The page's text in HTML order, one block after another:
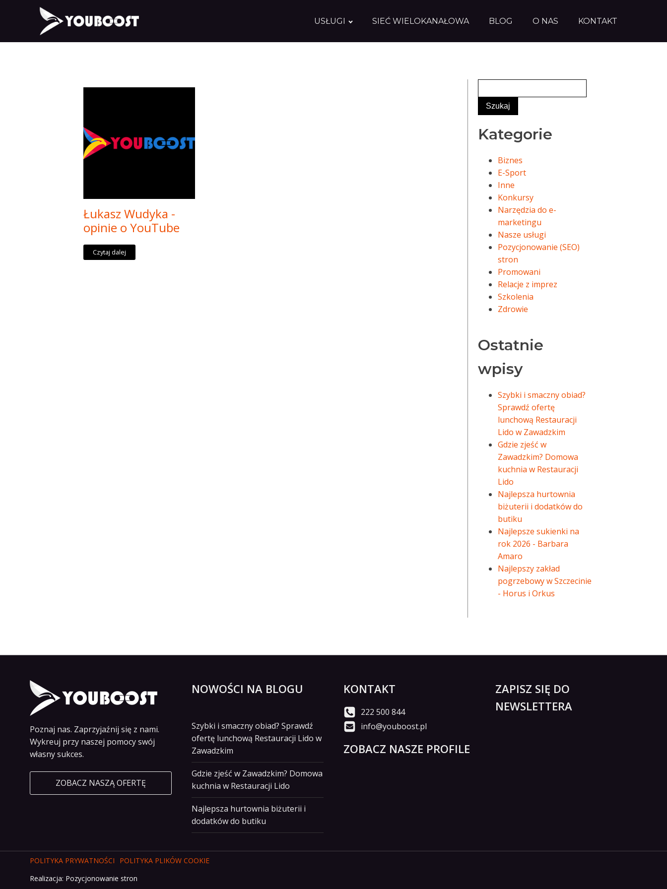
USŁUGI SIEĆ WIELOKANAŁOWA BLOG O NAS KONTAKT
Łukasz Wudyka -
opinie o YouTube
Czytaj dalej
Kategorie
Biznes
E-Sport
Inne
Konkursy
Narzędzia do e-
marketingu
Nasze usługi
Pozycjonowanie (SEO)
stron
Promowani
Relacje z imprez
Szkolenia
Zdrowie
Ostatnie
wpisy
Szybki i smaczny obiad?
Sprawdź ofertę
lunchową Restauracji
Lido w Zawadzkim
Gdzie zjeść w
Zawadzkim? Domowa
kuchnia w Restauracji
Lido
Najlepsza hurtownia
biżuterii i dodatków do
butiku
Najlepsze sukienki na
rok 2026 - Barbara
Amaro
Najlepszy zakład
pogrzebowy w Szczecinie
- Horus i Orkus
Poznaj nas. Zaprzyjaźnij się z nami.
Wykreuj przy naszej pomocy swój
własny sukces.
ZOBACZ NASZĄ OFERTĘ
NOWOŚCI NA BLOGU
Szybki i smaczny obiad? Sprawdź
ofertę lunchową Restauracji Lido w
Zawadzkim
Gdzie zjeść w Zawadzkim? Domowa
kuchnia w Restauracji Lido
Najlepsza hurtownia biżuterii i
dodatków do butiku
KONTAKT
222 500 844
info@youboost.pl
ZOBACZ NASZE PROFILE
ZAPISZ SIĘ DO
NEWSLETTERA
POLITYKA PRYWATNOŚCI
POLITYKA PLIKÓW COOKIE
Realizacja: Pozycjonowanie stron